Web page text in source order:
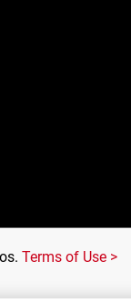
Terms of Use >